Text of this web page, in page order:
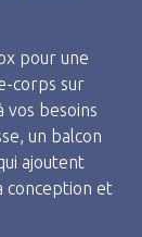
pour une
corps sur
besoins
un balcon
ajoutent
conception et